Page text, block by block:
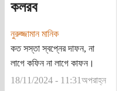
কলরব
নুরুজ্জামান মানিক
কত সস্তা স্বপ্নের দাফন, না
লাগে কফিন না লাগে কাফন।
18/11/2024 - 11:31অপরাহ্ন